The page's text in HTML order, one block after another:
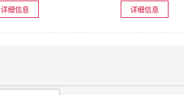
详细信息 详细信息